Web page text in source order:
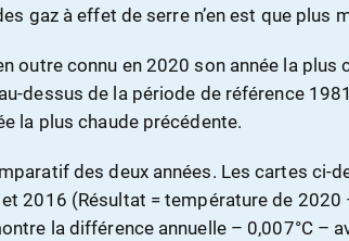
gaz à effet de serre n’en est que plus
en outre connu en 2020 son année la
dessus de la période de référence
la plus chaude précédente.
des deux années. Les cartes ci-
2016 (Résultat = température de
la différence annuelle – 0,007°C –